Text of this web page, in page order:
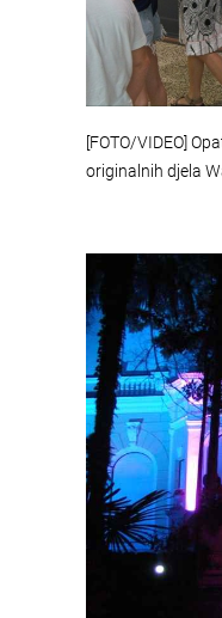
[FOTO/VIDEO]
originalnih djela